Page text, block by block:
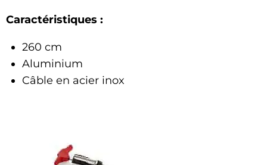
Caractéristiques :
260 cm
Aluminium
Câble en acier inox